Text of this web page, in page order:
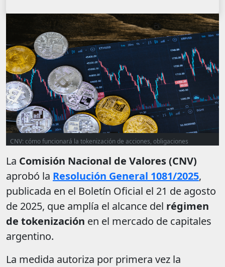
CNV: cómo funcionará la tokenización de acciones, obligaciones
La Comisión Nacional de Valores (CNV)
aprobó la Resolución General 1081/2025,
publicada en el Boletín Oficial el 21 de agosto
de 2025, que amplía el alcance del régimen
de tokenización en el mercado de capitales
argentino.
La medida autoriza por primera vez la